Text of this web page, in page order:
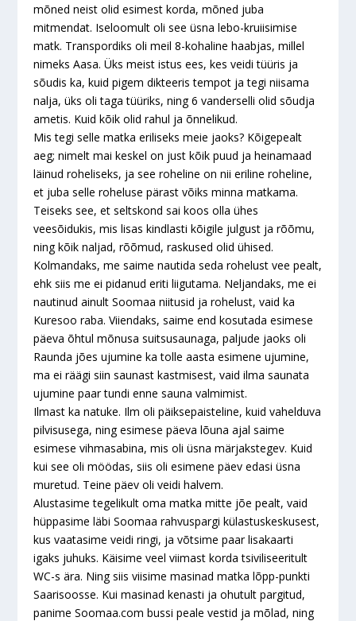
mõned neist olid esimest korda, mõned juba
mitmendat. Iseloomult oli see üsna lebo-kruiisimise
matk. Transpordiks oli meil 8-kohaline haabjas, millel
nimeks Aasa. Üks meist istus ees, kes veidi tüüris ja
sõudis ka, kuid pigem dikteeris tempot ja tegi niisama
nalja, üks oli taga tüüriks, ning 6 vanderselli olid sõudja
ametis. Kuid kõik olid rahul ja õnnelikud.
Mis tegi selle matka eriliseks meie jaoks? Kõigepealt
aeg; nimelt mai keskel on just kõik puud ja heinamaad
läinud roheliseks, ja see roheline on nii eriline roheline,
et juba selle roheluse pärast võiks minna matkama.
Teiseks see, et seltskond sai koos olla ühes
veesõidukis, mis lisas kindlasti kõigile julgust ja rõõmu,
ning kõik naljad, rõõmud, raskused olid ühised.
Kolmandaks, me saime nautida seda rohelust vee pealt,
ehk siis me ei pidanud eriti liigutama. Neljandaks, me ei
nautinud ainult Soomaa niitusid ja rohelust, vaid ka
Kuresoo raba. Viiendaks, saime end kosutada esimese
päeva õhtul mõnusa suitsusaunaga, paljude jaoks oli
Raunda jões ujumine ka tolle aasta esimene ujumine,
ma ei räägi siin saunast kastmisest, vaid ilma saunata
ujumine paar tundi enne sauna valmimist.
Ilmast ka natuke. Ilm oli päiksepaisteline, kuid vahelduva
pilvisusega, ning esimese päeva lõuna ajal saime
esimese vihmasabina, mis oli üsna märjakstegev. Kuid
kui see oli möödas, siis oli esimene päev edasi üsna
muretud. Teine päev oli veidi halvem.
Alustasime tegelikult oma matka mitte jõe pealt, vaid
hüppasime läbi Soomaa rahvuspargi külastuskeskusest,
kus vaatasime veidi ringi, ja võtsime paar lisakaarti
igaks juhuks. Käisime veel viimast korda tsiviliseeritult
WC-s ära. Ning siis viisime masinad matka lõpp-punkti
Saarisoosse. Kui masinad kenasti ja ohutult pargitud,
panime Soomaa.com bussi peale vestid ja mõlad, ning